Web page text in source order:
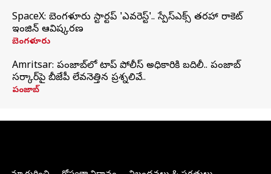
SpaceX: బెంగళూరు స్టార్టప్‌ 'ఎవరెస్ట్'.. స్పేస్‌ఎక్స్ తరహా రాకెట్‌
ఇంజిన్‌ ఆవిష్కరణ
బెంగళూరు
Amritsar: పంజాబ్‌లో టాప్ పోలీస్ అధికారికి బదిలీ.. పంజాబ్
సర్కార్‌పై బీజేపీ లేవనెత్తిన ప్రశ్నలివే..
పంజాబ్